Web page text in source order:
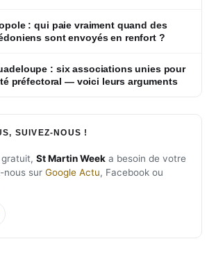
: qui paie vraiment quand des
sont envoyés en renfort ?
: six associations unies pour
préfectoral — voici leurs arguments
SUIVEZ-NOUS !
St Martin Week a besoin de votre
nous sur Google Actu, Facebook ou